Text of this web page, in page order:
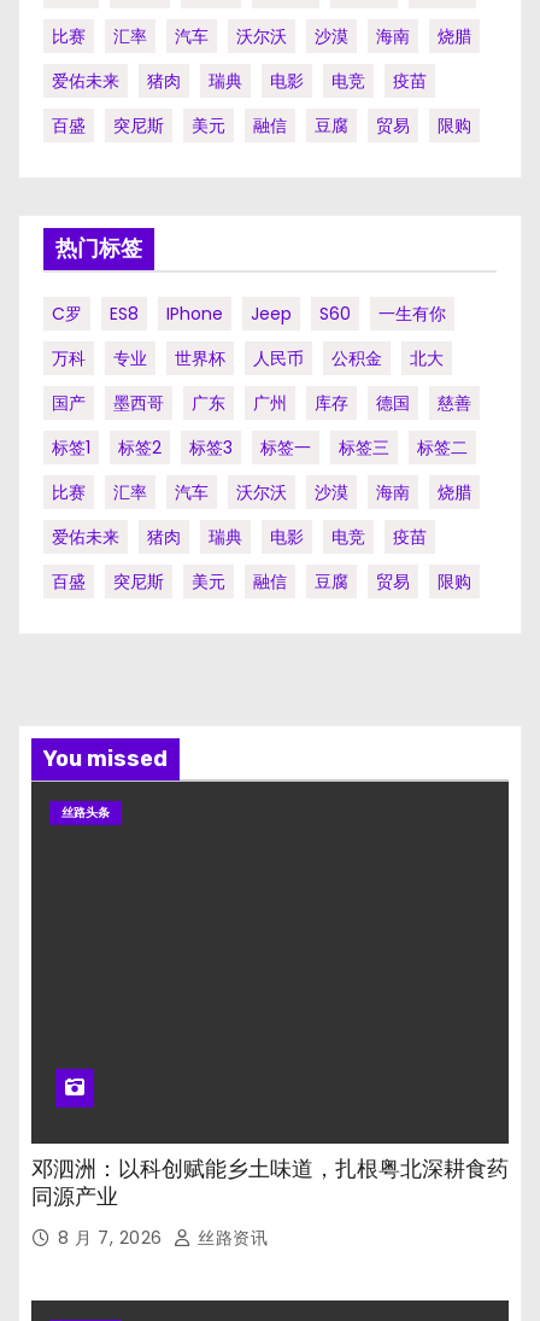
比赛
汇率 汽车 沃尔沃 沙漠 海南
烧腊
爱佑未来
猪肉 瑞典 电影 电竞
疫苗
百盛
突尼斯 美元 融信 豆腐 贸易 限购
热门标签
C罗 ES8 IPhone Jeep S60
一生有你
万科
专业 世界杯 人民币 公积金
北大
国产
墨西哥 广东 广州 库存 德国
慈善
标签1
标签2 标签3 标签一 标签三
标签二
比赛
汇率 汽车 沃尔沃 沙漠 海南
烧腊
爱佑未来
猪肉 瑞典 电影 电竞
疫苗
百盛
突尼斯 美元 融信 豆腐 贸易 限购
You missed
丝路头条
邓泗洲：以科创赋能乡土味道，扎根粤北深耕食药
同源产业
8 月 7, 2026 丝路资讯